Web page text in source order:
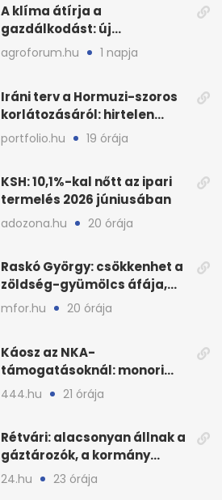
A klíma átírja a
gazdálkodást: új
megoldásokat keres a
mezőgazdaság
agroforum.hu 1 napja
Iráni terv a Hormuzi-szoros
korlátozásáról: hirtelen
megugrott az olajár
portfolio.hu 19 órája
KSH: 10,1%-kal nőtt az ipari
termelés 2026 júniusában
adozona.hu 20 órája
Raskó György: csökkenhet a
zöldség-gyümölcs áfája,
bajban a kukorica
mfor.hu 20 órája
Káosz az NKA-
támogatásoknál: monori
civilek elszámolásai és
444.hu 21 órája
Rétvári: alacsonyan állnak a
gáztározók, a kormány
válságról válságra jut
24.hu 23 órája